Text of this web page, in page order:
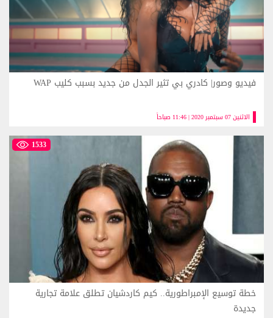
الاثنين 07 سبتمبر 2020 | 11:46 صباحاً
فيديو وصور| كادري بي تثير الجدل من جديد بسبب كليب WAP
1533
خطة توسيع الإمبراطورية.. كيم كاردشيان تطلق علامة تجارية
جديدة